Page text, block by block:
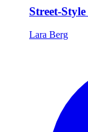
Street-
Lara Berg